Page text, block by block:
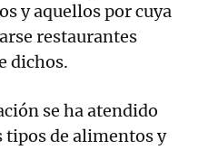
y aquellos por cuya
restaurantes
dichos.
se ha atendido
tipos de alimentos y